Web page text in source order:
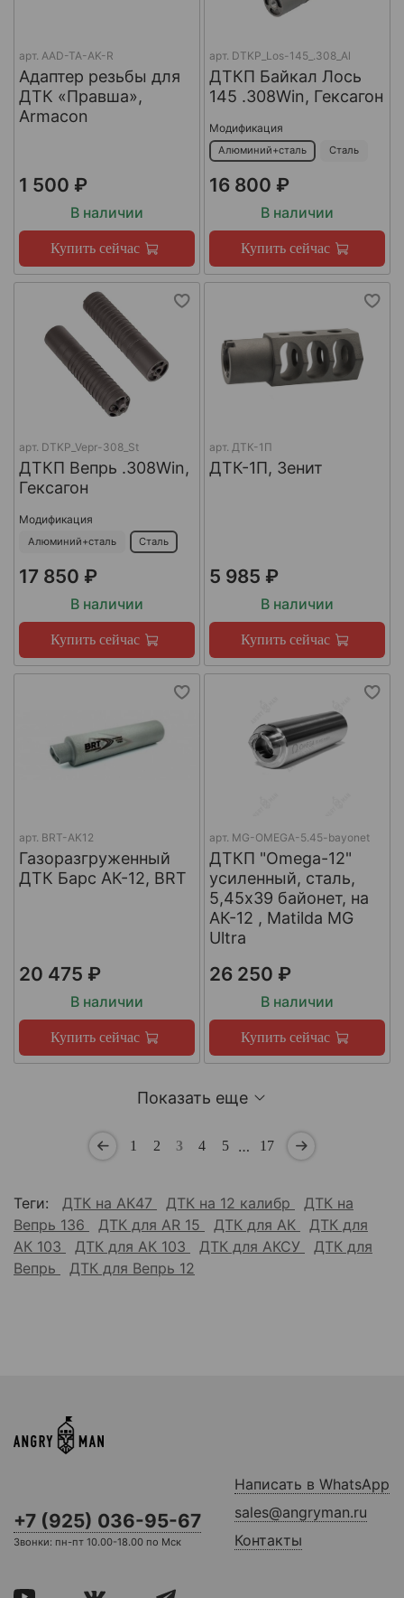
арт. AAD-TA-AK-R
Адаптер резьбы для
ДТК «Правша»,
Armacon
1 500 ₽
В наличии
Купить сейчас
арт. DTKP_Los-145_.308_Al
ДТКП Байкал Лось
145 .308Win, Гексагон
Модификация
Алюминий+сталь Сталь
16 800 ₽
В наличии
Купить сейчас
арт. DTKP_Vepr-308_St
ДТКП Вепрь .308Win,
Гексагон
Модификация
Алюминий+сталь Сталь
17 850 ₽
В наличии
Купить сейчас
арт. ДТК-1П
ДТК-1П, Зенит
5 985 ₽
В наличии
Купить сейчас
арт. BRT-AK12
Газоразгруженный
ДТК Барс АК-12, BRT
20 475 ₽
В наличии
Купить сейчас
арт. MG-OMEGA-5.45-bayonet
ДТКП "Omega-12"
усиленный, сталь,
5,45x39 байонет, на
АК-12 , Matilda MG
Ultra
26 250 ₽
В наличии
Купить сейчас
Показать еще
1 2 3 4 5 … 17
Теги: ДТК на АК47 ДТК на 12 калибр
ДТК на
Вепрь 136
ДТК для AR 15 ДТК для АК
ДТК для
АК 103
ДТК для АК 103 ДТК для АКСУ
ДТК для
Вепрь
ДТК для Вепрь 12
+7 (925) 036-95-67
Звонки: пн-пт 10.00-18.00 по Мск
Написать в WhatsApp
sales@angryman.ru
Контакты